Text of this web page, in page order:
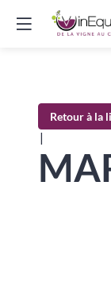
Retour à la
|